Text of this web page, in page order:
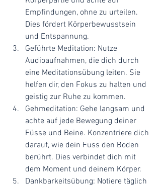
Empfindungen, ohne zu urteilen.
Dies fördert Körperbewusstsein
und Entspannung.
Geführte Meditation: Nutze
Audioaufnahmen, die dich durch
eine Meditationsübung leiten. Sie
helfen dir, den Fokus zu halten und
geistig zur Ruhe zu kommen.
Gehmeditation: Gehe langsam und
achte auf jede Bewegung deiner
Füsse und Beine. Konzentriere dich
darauf, wie dein Fuss den Boden
berührt. Dies verbindet dich mit
dem Moment und deinem Körper.
Dankbarkeitsübung: Notiere täglich